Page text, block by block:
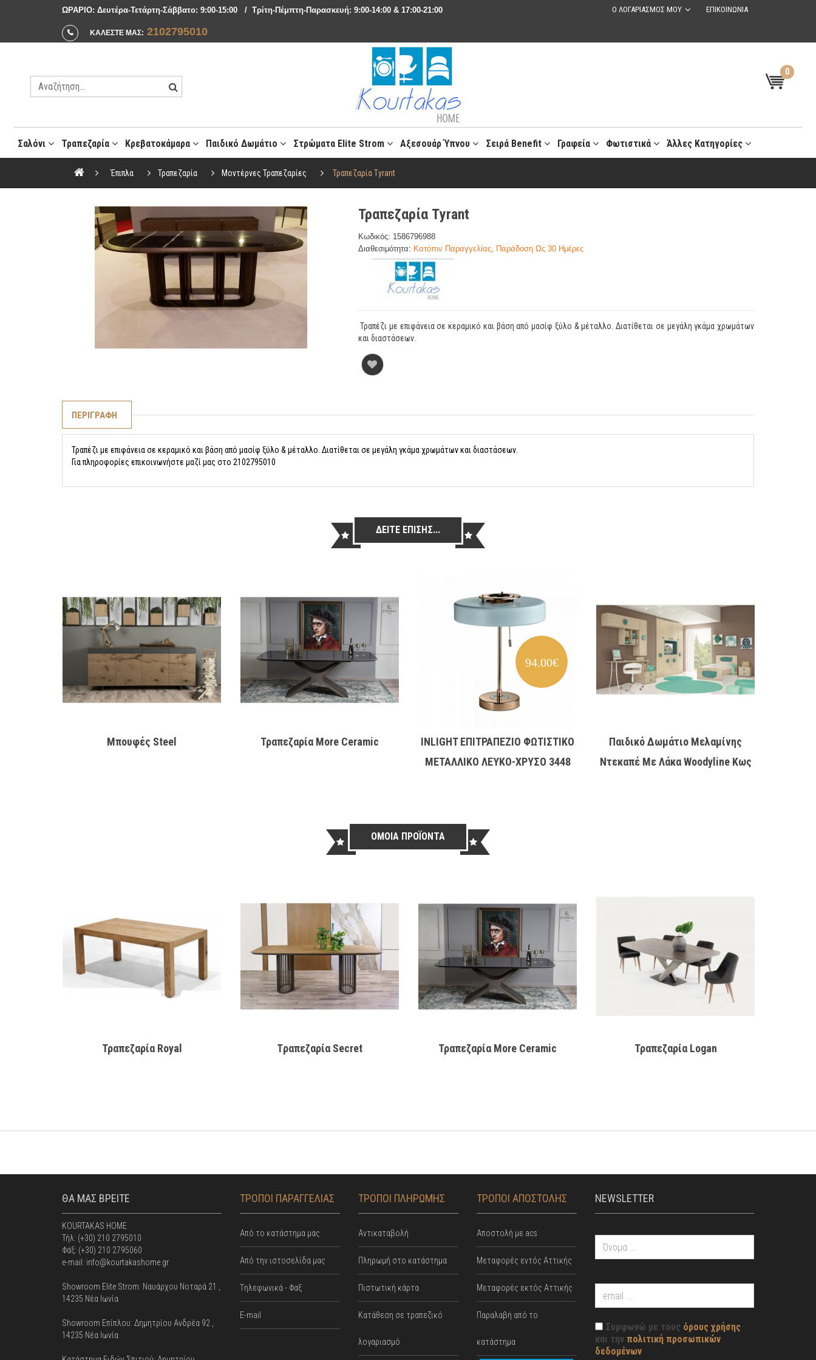
ΩΡΑΡΙΟ: Δευτέρα-Τετάρτη-Σάββατο: 9:00-15:00 / Tρίτη-Πέμπτη-Παρασκευή: 9:00-14:00 & 17:00-21:00
ΚΑΛΕΣΤΕ ΜΑΣ: 2102795010
Ο ΛΟΓΑΡΙΑΣΜΟΣ ΜΟΥ ΕΠΙΚΟΙΝΩΝΙΑ
0
Σαλόνι Τραπεζαρία Κρεβατοκάμαρα Παιδικό Δωμάτιο Στρώματα Elite Strom Αξεσουάρ Ύπνου Σειρά Benefit Γραφεία Φωτιστικά Άλλες Κατηγορίες
Έπιπλα Τραπεζαρία Μοντέρνες Τραπεζαρίες Τραπεζαρία Τyrant
Τραπεζαρία Τyrant
Κωδικός: 1586796988
Διαθεσιμότητα: Κατόπιν Παραγγελίας, Παράδοση Ως 30 Ημέρες
Τραπέζι με επιφάνεια σε κεραμικό και βάση από μασίφ ξύλο & μέταλλο. Διατίθεται σε μεγάλη γκάμα χρωμάτων
και διαστάσεων.
ΠΕΡΙΓΡΑΦΗ
Τραπέζι με επιφάνεια σε κεραμικό και βάση από μασίφ ξύλο & μέταλλο. Διατίθεται σε μεγάλη γκάμα χρωμάτων και διαστάσεων.
Για πληροφορίες επικοινωνήστε μαζί μας στο 2102795010
ΔΕΙΤΕ ΕΠΙΣΗΣ...
Μπουφές Steel Τραπεζαρία More Ceramic
94.00€
INLIGHT ΕΠΙΤΡΑΠΕΖΙΟ ΦΩΤΙΣΤΙΚΟ
ΜΕΤΑΛΛΙΚΟ ΛΕΥΚΟ-ΧΡΥΣΟ 3448
Παιδικό Δωμάτιο Μελαμίνης
Ντεκαπέ Με Λάκα Woodyline Κως
ΟΜΟΙΑ ΠΡΟΪΟΝΤΑ
Τραπεζαρία Royal Tραπεζαρία Secret Τραπεζαρία More Ceramic Τραπεζαρία Logan
ΘΑ ΜΑΣ ΒΡΕΙΤΕ
KOURTAKAS HOME
Τήλ: (+30) 210 2795010
Φάξ: (+30) 210 2795060
e-mail: info@kourtakashome.gr
Showroom Elite Strom: Nαυάρχου Νοταρά 21 ,
14235 Νέα Ιωνία
Showroom Επίπλου: Δημητρίου Ανδρέα 92 ,
14235 Νέα Ιωνία
ΤΡΟΠΟΙ ΠΑΡΑΓΓΕΛΙΑΣ
Από το κατάστημα μας
Από την ιστοσελίδα μας
Tηλεφωνικά - Φαξ
E-mail
ΤΡΟΠΟΙ ΠΛΗΡΩΜΗΣ
Αντικαταβολή
Πληρωμή στο κατάστημα
Πιστωτική κάρτα
Κατάθεση σε τραπεζικό
λογαριασμό
ΤΡΟΠΟΙ ΑΠΟΣΤΟΛΗΣ
Αποστολή με acs
Mεταφορές εντός Αττικής
Μεταφορές εκτός Αττικής
Παραλαβή από το
κατάστημα
NEWSLETTER
Συμφωνώ με τους όρους χρήσης
και την πολιτική προσωπικών
δεδομένων